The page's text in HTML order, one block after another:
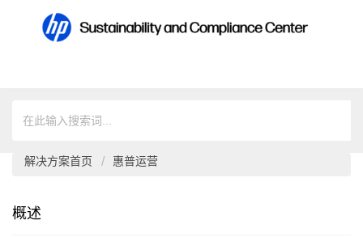
解决方案首页 惠普运营
概述